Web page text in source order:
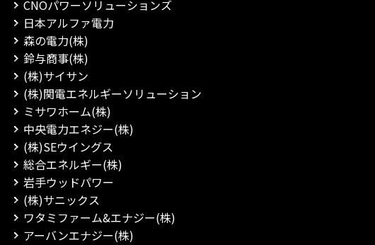
CNOパワーソリューションズ
日本アルファ電力
森の電力(株)
鈴与商事(株)
(株)サイサン
(株)関電エネルギーソリューション
ミサワホーム(株)
中央電力エネジー(株)
(株)SEウイングス
総合エネルギー(株)
岩手ウッドパワー
(株)サニックス
ワタミファーム&エナジー(株)
アーバンエナジー(株)